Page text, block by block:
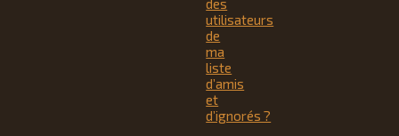
des
utilisateurs
de
ma
liste
d’amis
et
d’ignorés ?